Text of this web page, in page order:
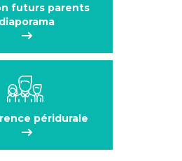
futurs parents
diaporama
péridurale